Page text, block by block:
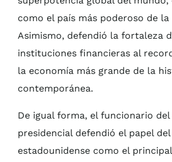
como el país más poderoso de la
Asimismo, defendió la fortaleza
instituciones financieras al
la economía más grande de la
contemporánea.
De igual forma, el funcionario
presidencial defendió el papel
estadounidense como el